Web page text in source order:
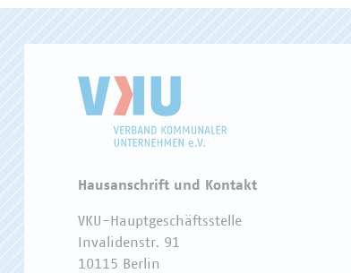
Hausanschrift und Kontakt
VKU-Hauptgeschäftsstelle
Invalidenstr. 91
10115 Berlin